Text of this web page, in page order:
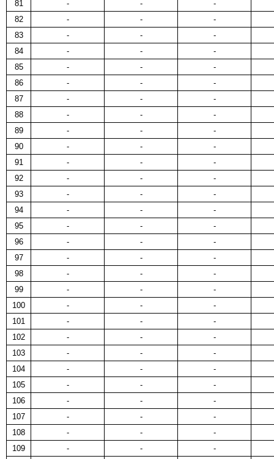
81 - -
-
82
- -
-
83
- -
-
84
- -
-
85
- -
-
86
- -
-
87
- -
-
88
- -
-
89
- -
-
90
- -
-
91
- -
-
92
- -
-
93
- -
-
94
- -
-
95
- -
-
96
- -
-
97
- -
-
98
- -
-
99
- -
-
100
- -
-
101
- -
-
102
- -
-
103
- -
-
104
- -
-
105
- -
-
106
- -
-
107
- -
-
108
- -
-
109
- -
-